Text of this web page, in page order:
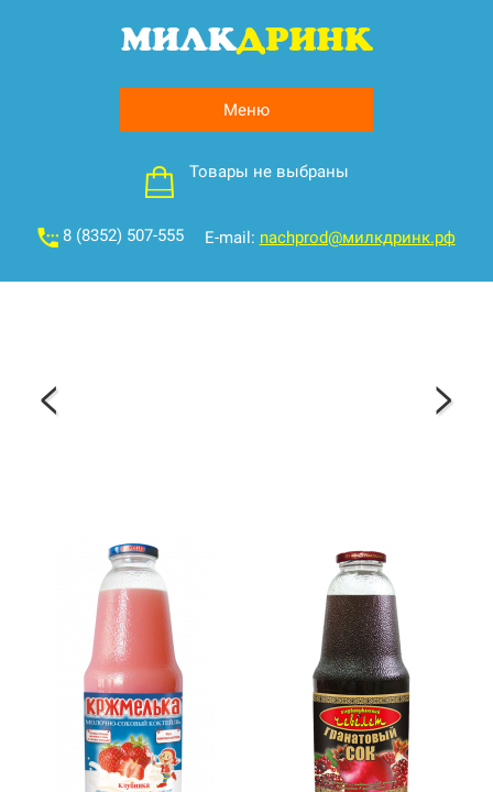
Меню
Товары не выбраны
8 (8352) 507-555 E-mail: nachprod@милкдринк.рф
< >